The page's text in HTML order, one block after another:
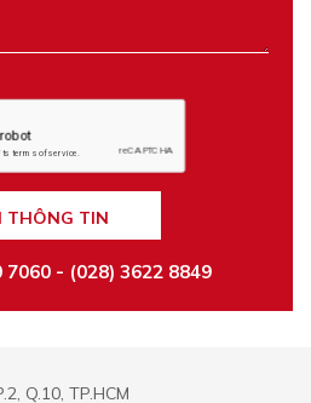
THÔNG TIN
7060 - (028) 3622 8849
Q.10, TP.HCM